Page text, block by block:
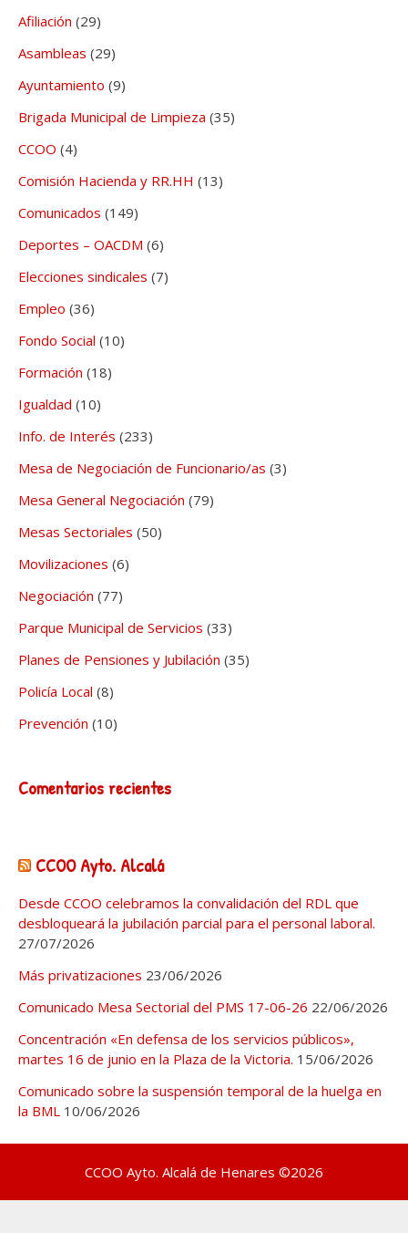
Afiliación (29)
Asambleas (29)
Ayuntamiento (9)
Brigada Municipal de Limpieza (35)
CCOO (4)
Comisión Hacienda y RR.HH (13)
Comunicados (149)
Deportes – OACDM (6)
Elecciones sindicales (7)
Empleo (36)
Fondo Social (10)
Formación (18)
Igualdad (10)
Info. de Interés (233)
Mesa de Negociación de Funcionario/as (3)
Mesa General Negociación (79)
Mesas Sectoriales (50)
Movilizaciones (6)
Negociación (77)
Parque Municipal de Servicios (33)
Planes de Pensiones y Jubilación (35)
Policía Local (8)
Prevención (10)
Comentarios recientes
CCOO Ayto. Alcalá
Desde CCOO celebramos la convalidación del RDL que
desbloqueará la jubilación parcial para el personal laboral.
27/07/2026
Más privatizaciones 23/06/2026
Comunicado Mesa Sectorial del PMS 17-06-26 22/06/2026
Concentración «En defensa de los servicios públicos»,
martes 16 de junio en la Plaza de la Victoria. 15/06/2026
Comunicado sobre la suspensión temporal de la huelga en
la BML 10/06/2026
CCOO Ayto. Alcalá de Henares ©2026